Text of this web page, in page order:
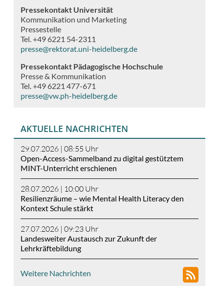
Pressekontakt Universität
Kommunikation und Marketing
Pressestelle
Tel. +49 6221 54-2311
presse@rektorat.uni-heidelberg.de
Pressekontakt Pädagogische Hochschule
Presse & Kommunikation
Tel. +49 6221 477-671
presse@vw.ph-heidelberg.de
AKTUELLE NACHRICHTEN
29.07.2026 | 08:55 Uhr
Open-Access-Sammelband zu digital gestütztem
MINT-Unterricht erschienen
28.07.2026 | 10:00 Uhr
Resilienzräume – wie Mental Health Literacy den
Kontext Schule stärkt
27.07.2026 | 09:23 Uhr
Landesweiter Austausch zur Zukunft der
Lehrkräftebildung
Weitere Nachrichten